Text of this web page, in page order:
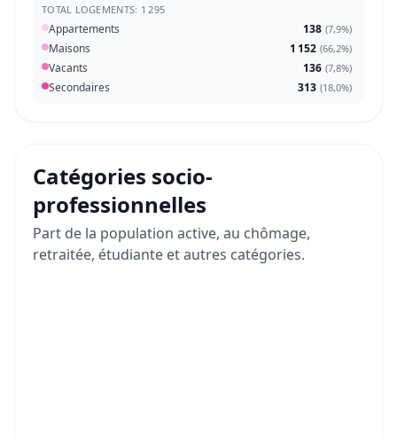
TOTAL LOGEMENTS: 1 295
Appartements 138 (7,9%)
Maisons 1 152 (66,2%)
Vacants 136 (7,8%)
Secondaires 313 (18,0%)
Catégories socio-
professionnelles
Part de la population active, au chômage,
retraitée, étudiante et autres catégories.